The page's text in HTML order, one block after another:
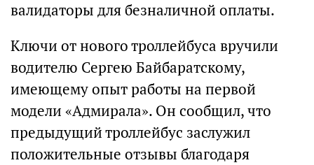
валидаторы для безналичной оплаты.
Ключи от нового троллейбуса вручили
водителю Сергею Байбаратскому,
имеющему опыт работы на первой
модели «Адмирала». Он сообщил, что
предыдущий троллейбус заслужил
положительные отзывы благодаря